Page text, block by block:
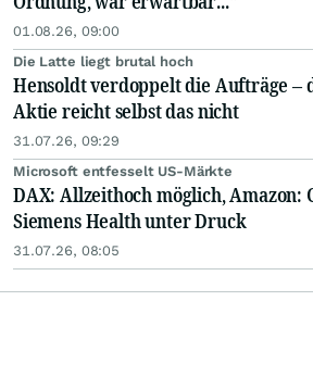
01.08.26, 09:00
Die Latte liegt brutal hoch
Hensoldt verdoppelt die Aufträge –
Aktie reicht selbst das nicht
31.07.26, 09:29
Microsoft entfesselt US-Märkte
DAX: Allzeithoch möglich, Amazon:
Siemens Health unter Druck
31.07.26, 08:05